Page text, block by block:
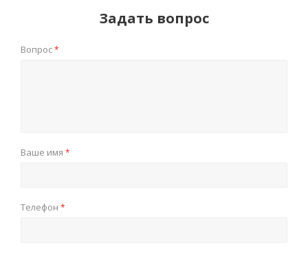
Задать вопрос
Вопрос*
Ваше имя *
Телефон *